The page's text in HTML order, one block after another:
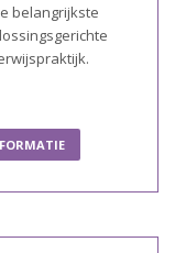
belangrijkste